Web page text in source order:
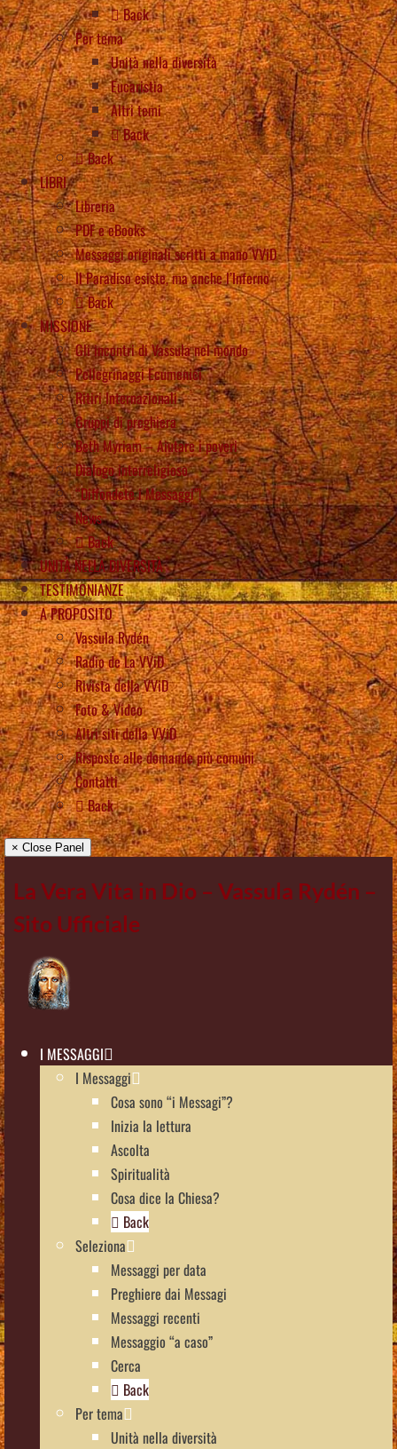
Back
Per tema
Unità nella diversità
Eucaristia
Altri temi
Back
Back
LIBRI
Libreria
PDF e eBooks
Messaggi originali scritti a mano VViD
Il Paradiso esiste, ma anche l’Inferno
Back
MISSIONE
Gli incontri di Vassula nel mondo
Pellegrinaggi Ecumenici
Ritiri Internazionali
Gruppi di preghiera
Beth Myriam – Aiutare i poveri
Dialogo interreligioso
“Diffondete i Messaggi”!
News
Back
UNITÀ NELLA DIVERSITÀ
TESTIMONIANZE
A PROPOSITO
Vassula Rydén
Radio de La VViD
Rivista della VViD
Foto & Video
Altri siti della VViD
Risposte alle domande più comuni
Contatti
Back
× Close Panel
La Vera Vita in Dio – Vassula Rydén –
Sito Ufficiale
I MESSAGGI
I Messaggi
Cosa sono “i Messagi”?
Inizia la lettura
Ascolta
Spiritualità
Cosa dice la Chiesa?
Back
Seleziona
Messaggi per data
Preghiere dai Messagi
Messaggi recenti
Messaggio “a caso”
Cerca
Back
Per tema
Unità nella diversità